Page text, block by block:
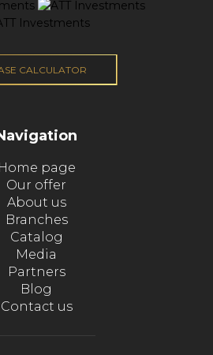
CALCULATOR
Home page
Our offer
About us
Branches
Catalog
Media
Partners
Blog
Contact us